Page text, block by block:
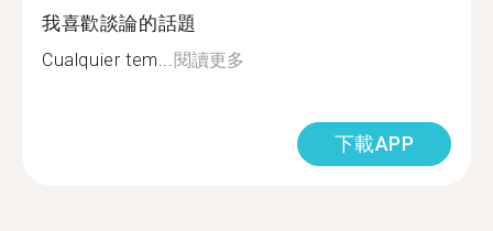
我喜歡談論的話題
Cualquier tem... 閱讀更多
下載APP